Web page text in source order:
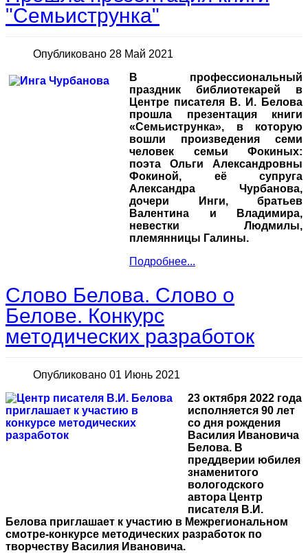
"Семьиструнка"
Опубликовано 28 Май 2021
В профессиональный
праздник библиотекарей в
Центре писателя В. И. Белова
прошла презентация книги
«Семьиструнка», в которую
вошли произведения семи
человек семьи Фокиных:
поэта Ольги Александровны
Фокиной, её супруга
Александра Чурбанова,
дочери Инги, братьев
Валентина и Владимира,
невестки Людмилы,
племянницы Галины.
Подробнее...
Слово Белова. Слово о
Белове. Конкурс
методических разработок
Опубликовано 01 Июнь 2021
23 октября 2022 года
исполняется 90 лет
со дня рождения
Василия Ивановича
Белова. В
преддверии юбилея
знаменитого
вологодского
автора Центр
писателя В.И.
Белова приглашает к участию в Межрегиональном
смотре-конкурсе методических разработок по
творчеству Василия Ивановича.